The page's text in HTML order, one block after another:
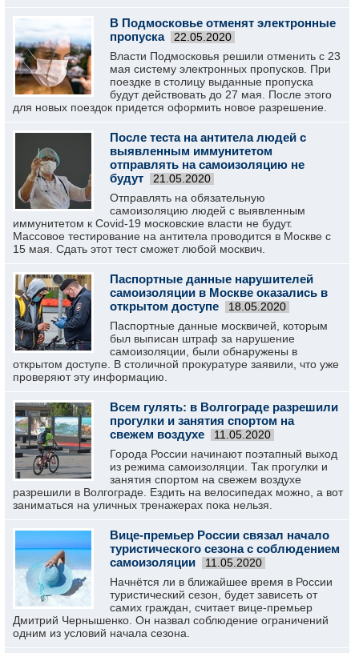
В Подмосковье отменят электронные
пропуска
22.05.2020
Власти Подмосковья решили отменить с 23
мая систему электронных пропусков. При
поездке в столицу выданные пропуска
будут действовать до 27 мая. После этого
для новых поездок придется оформить новое разрешение.
После теста на антитела людей с
выявленным иммунитетом
отправлять на самоизоляцию не
будут
21.05.2020
Отправлять на обязательную
самоизоляцию людей с выявленным
иммунитетом к Covid-19 московские власти не будут.
Массовое тестирование на антитела проводится в Москве с
15 мая. Сдать этот тест сможет любой москвич.
Паспортные данные нарушителей
самоизоляции в Москве оказались в
открытом доступе
18.05.2020
Паспортные данные москвичей, которым
был выписан штраф за нарушение
самоизоляции, были обнаружены в
открытом доступе. В столичной прокуратуре заявили, что уже
проверяют эту информацию.
Всем гулять: в Волгограде разрешили
прогулки и занятия спортом на
свежем воздухе
11.05.2020
Города России начинают поэтапный выход
из режима самоизоляции. Так прогулки и
занятия спортом на свежем воздухе
разрешили в Волгограде. Ездить на велосипедах можно, а вот
заниматься на уличных тренажерах пока нельзя.
Вице-премьер России связал начало
туристического сезона с соблюдением
самоизоляции
11.05.2020
Начнётся ли в ближайшее время в России
туристический сезон, будет зависеть от
самих граждан, считает вице-премьер
Дмитрий Чернышенко. Он назвал соблюдение ограничений
одним из условий начала сезона.